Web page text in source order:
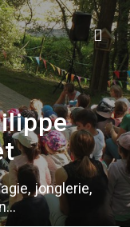
jonglerie,